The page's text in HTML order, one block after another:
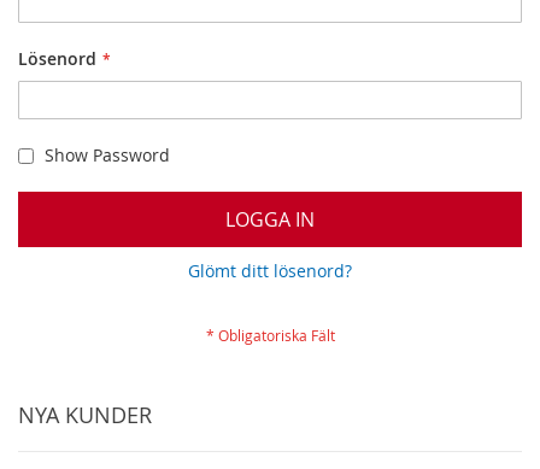
Lösenord
Show Password
LOGGA IN
Glömt ditt lösenord?
NYA KUNDER